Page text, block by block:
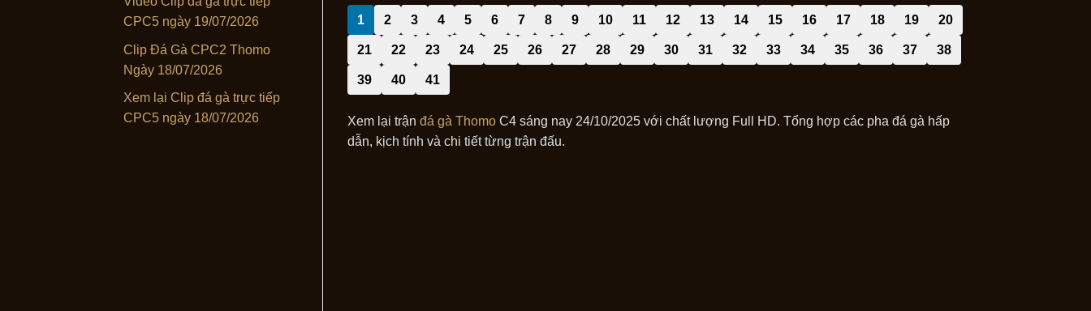
CPC5 ngày 19/07/2026
Clip Đá Gà CPC2 Thomo
Ngày 18/07/2026
Xem lại Clip đá gà trực tiếp
CPC5 ngày 18/07/2026
1 2 3 4 5 6 7 8 9 10 11 12 13 14 15 16 17 18 19 20
21 22 23 24 25 26 27 28 29 30 31 32 33 34 35 36 37 38
39 40 41
Xem lại trận đá gà Thomo C4 sáng nay 24/10/2025 với chất lượng Full HD. Tổng hợp các pha đá gà hấp
dẫn, kịch tính và chi tiết từng trận đấu.